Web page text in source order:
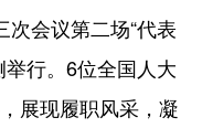
会议第二场“代表
举行。6位全国人大
展现履职风采，凝